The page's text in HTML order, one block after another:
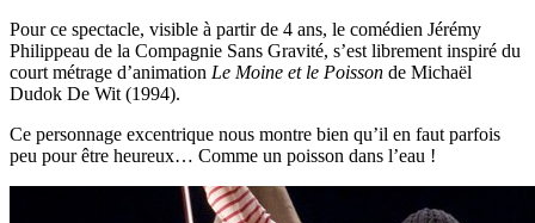
Pour ce spectacle, visible à partir de 4 ans, le comédien Jérémy
Philippeau de la Compagnie Sans Gravité, s’est librement inspiré du
court métrage d’animation Le Moine et le Poisson de Michaël
Dudok De Wit (1994).
Ce personnage excentrique nous montre bien qu’il en faut parfois
peu pour être heureux… Comme un poisson dans l’eau !